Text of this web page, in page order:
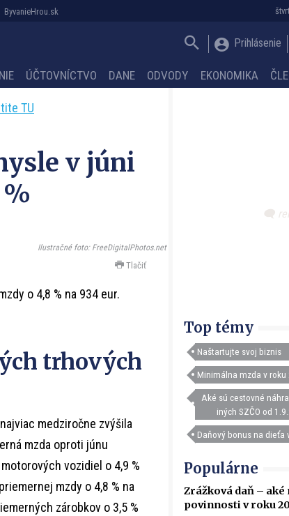
ByvanieHrou.sk
Prihlásenie
ÚČTOVNÍCTVO DANE ODVODY EKONOMIKA
TU
v júni
Ilustračné foto: FreeDigitalPhotos.net
Tlačiť
o 4,8 % na 934 eur.
trhových
medziročne zvýšila
mzda oproti júnu
vozidiel o 4,9 %
mzdy o 4,8 % na
zárobkov o 3,5 %
Top témy
Naštartujte svoj biznis
Minimálna mzda v roku
Aké sú cestovné
iných SZČO od
Daňový bonus na dieťa
Populárne
Zrážková daň –
povinnosti v roku